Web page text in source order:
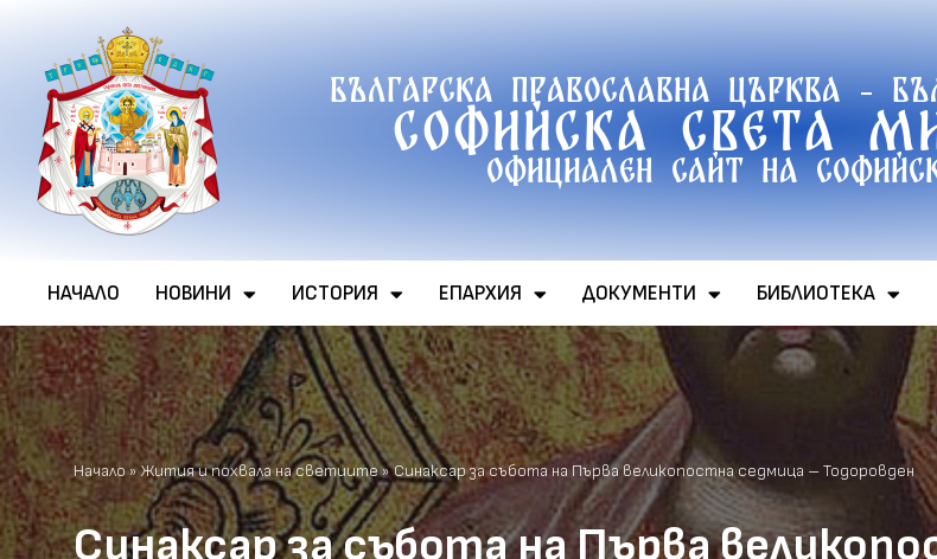
Продължете
към
съдържанието
Българска православна църква -
Софийска света
Официален сайт на
НАЧАЛО НОВИНИ ИСТОРИЯ ЕПАРХИЯ ДОКУМЕНТИ БИБЛИОТЕКА
Начало»Жития и похвала на светиите»Синаксар за събота на Първа великопостна седмица – Тодоровден
Синаксар за събота на Първа